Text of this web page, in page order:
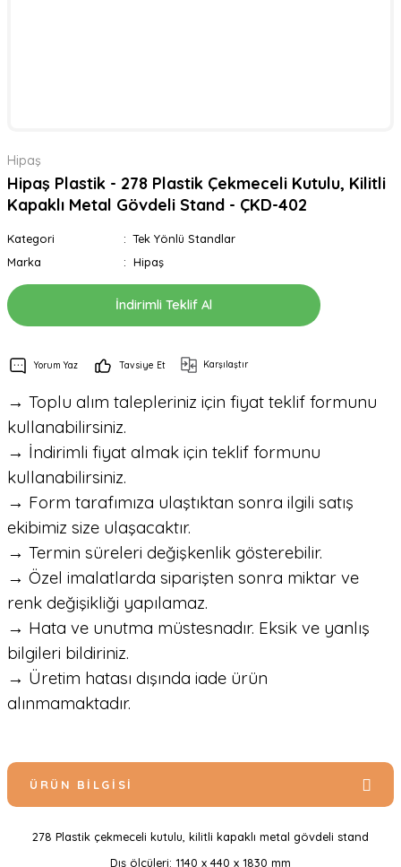
Hipaş
Hipaş Plastik - 278 Plastik Çekmeceli Kutulu, Kilitli
Kapaklı Metal Gövdeli Stand - ÇKD-402
Kategori
Tek Yönlü Standlar
Marka
Hipaş
İndirimli Teklif Al
Yorum Yaz Tavsiye Et Karşılaştır
→ Toplu alım talepleriniz için fiyat teklif formunu
kullanabilirsiniz.
→ İndirimli fiyat almak için teklif formunu
kullanabilirsiniz.
→ Form tarafımıza ulaştıktan sonra ilgili satış
ekibimiz size ulaşacaktır.
→ Termin süreleri değişkenlik gösterebilir.
→ Özel imalatlarda siparişten sonra miktar ve
renk değişikliği yapılamaz.
→ Hata ve unutma müstesnadır. Eksik ve yanlış
bilgileri bildiriniz.
→ Üretim hatası dışında iade ürün
alınmamaktadır.
ÜRÜN BILGISI
278 Plastik çekmeceli kutulu, kilitli kapaklı metal gövdeli stand
Dış ölçüleri: 1140 x 440 x 1830 mm